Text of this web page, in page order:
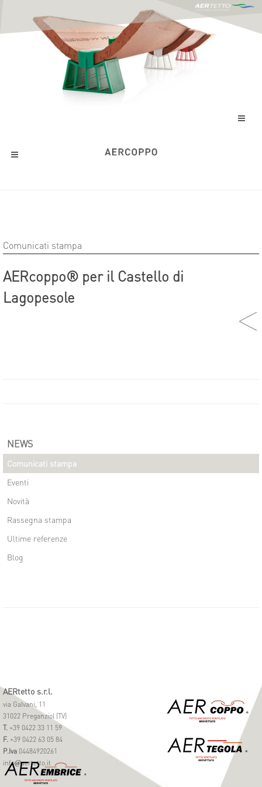
Comunicati stampa
AERcoppo® per il Castello di
Lagopesole
NEWS
Comunicati stampa
Eventi
Novità
Rassegna stampa
Ultime referenze
Blog
AERtetto s.r.l.
via Galvani, 11
31022 Preganziol (TV)
T. +39 0422 33 11 59
F. +39 0422 63 05 84
P.Iva 04484920261
info@aertetto.it